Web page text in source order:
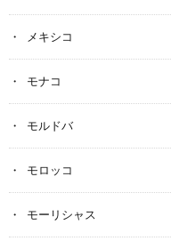
メキシコ
モナコ
モルドバ
モロッコ
モーリシャス